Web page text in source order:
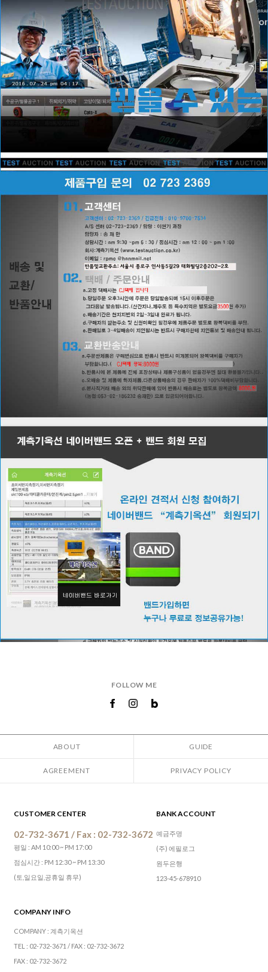
FOLLOW ME
ABOUT GUIDE
AGREEMENT PRIVACY POLICY
CUSTOMER CENTER
02-732-3671 / Fax : 02-732-3672
평일 : AM 10:00 ~ PM 17:00
점심시간 : PM 12:30 ~ PM 13:30
(토,일요일,공휴일 휴무)
BANK ACCOUNT
예금주명
(주) 에필로그
원두은행
123-45-678910
COMPANY INFO
COMPANY : 계측기옥션
TEL : 02-732-3671 / FAX : 02-732-3672
FAX : 02-732-3672